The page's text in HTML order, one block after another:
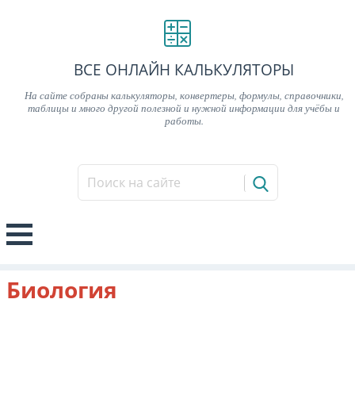
ВСЕ ОНЛАЙН КАЛЬКУЛЯТОРЫ
На сайте собраны калькуляторы, конвертеры, формулы, справочники,
таблицы и много другой полезной и нужной информации для учёбы и
работы.
Биология